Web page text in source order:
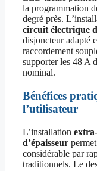
la programmation
degré près.
circuit électrique
disjoncteur adapté
raccordement
supporter les 48 A
nominal.
Bénéfices
l’utilisateur
L’installation
d’épaisseur
considérable par
traditionnels. Le